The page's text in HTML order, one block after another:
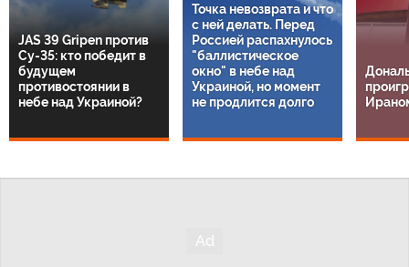
JAS 39 Gripen против
Су-35: кто победит в
будущем
противостоянии в
небе над Украиной?
Точка невозврата и что
с ней делать. Перед
Россией распахнулось
"баллистическое
окно" в небе над
Украиной, но момент
не продлится долго